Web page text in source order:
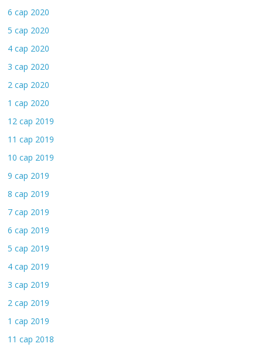
6 сар 2020
5 сар 2020
4 сар 2020
3 сар 2020
2 сар 2020
1 сар 2020
12 сар 2019
11 сар 2019
10 сар 2019
9 сар 2019
8 сар 2019
7 сар 2019
6 сар 2019
5 сар 2019
4 сар 2019
3 сар 2019
2 сар 2019
1 сар 2019
11 сар 2018